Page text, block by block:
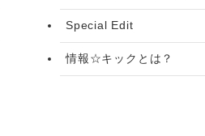
Special Edit
情報☆キックとは？